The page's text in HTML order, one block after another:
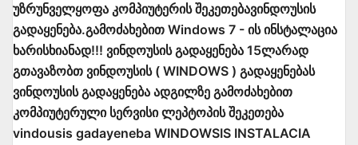
უზრუნველყოფა კომპიუტერის შეკეთებავინდოუსის
გადაყენება.გამოძახებით Windows 7 - ის ინსტალაცია
ხარისხიანად!!! ვინდოუსის გადაყენება 15ლარად
გთავაზობთ ვინდოუსის ( WINDOWS ) გადაყენებას
ვინდოუსის გადაყენება ადგილზე გამოძახებით
კომპიუტერული სერვისი ლეპტოპის შეკეთება
vindousis gadayeneba WINDOWSIS INSTALACIA